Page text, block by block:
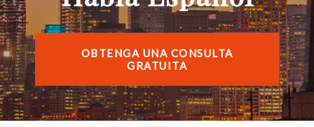
BLOG
CONTACTO
ENGLISH
OBTENGA UNA CONSULTA
GRATUITA